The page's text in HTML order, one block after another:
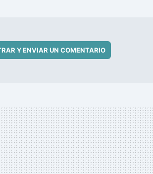
Y ENVIAR UN COMENTARIO